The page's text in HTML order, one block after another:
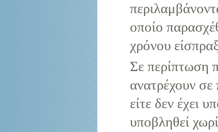
οποίο
χρόνου
Σε περίπτωση
ανατρέχουν σε
είτε δεν έχει
υποβληθεί